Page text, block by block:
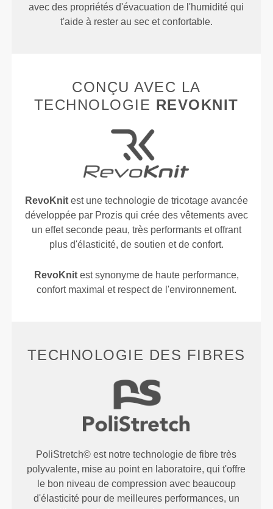
avec des propriétés d'évacuation de l'humidité qui
t'aide à rester au sec et confortable.
CONÇU AVEC LA
TECHNOLOGIE REVOKNIT
RevoKnitest une technologie de tricotage avancée
développée par Prozis qui crée des vêtements avec
un effet seconde peau, très performants et offrant
plus d'élasticité, de soutien et de confort.
RevoKnitest synonyme de haute performance,
confort maximal et respect de l'environnement.
TECHNOLOGIE DES FIBRES
PoliStretch© est notre technologie de fibre très
polyvalente, mise au point en laboratoire, qui t'offre
le bon niveau de compression avec beaucoup
d'élasticité pour de meilleures performances, un